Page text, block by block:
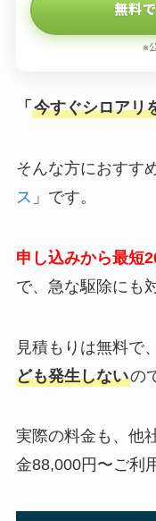
無料
※
「 今すぐシロアリ
そんな方におすす
ス 」です。
申し込みから最短
で、急な駆除にも
見積もりは無料で、
ども発生しないの
実際の料金も、他
金88,000円〜ご利